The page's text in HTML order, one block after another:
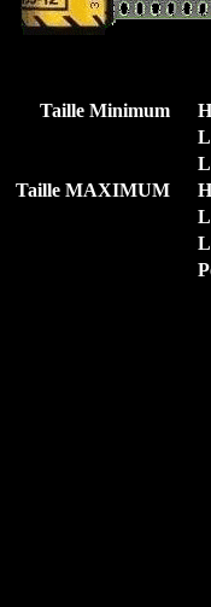
Taille Minimum
Taille MAXIMUM